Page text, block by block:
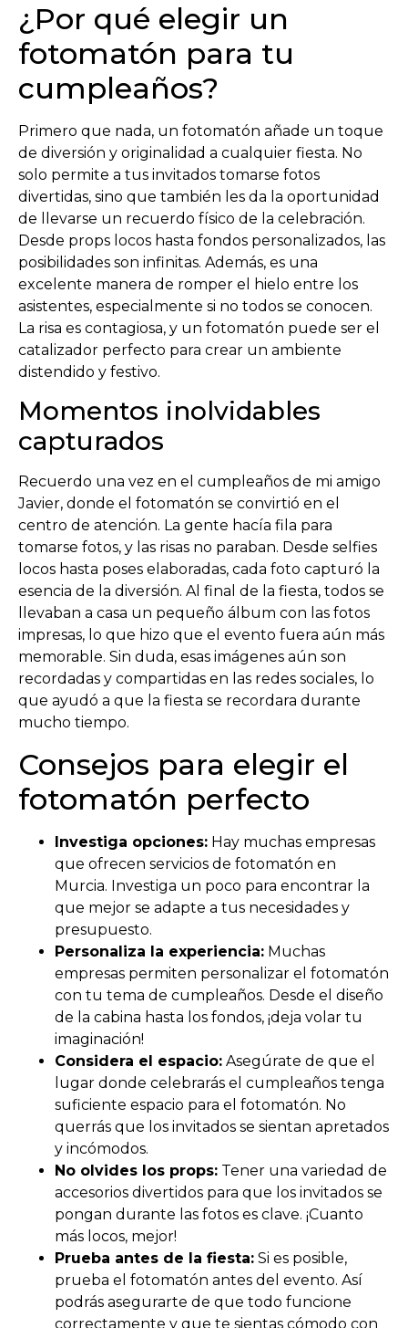
¿Por qué elegir un
fotomatón para tu
cumpleaños?
Primero que nada, un fotomatón añade un toque
de diversión y originalidad a cualquier fiesta. No
solo permite a tus invitados tomarse fotos
divertidas, sino que también les da la oportunidad
de llevarse un recuerdo físico de la celebración.
Desde props locos hasta fondos personalizados, las
posibilidades son infinitas. Además, es una
excelente manera de romper el hielo entre los
asistentes, especialmente si no todos se conocen.
La risa es contagiosa, y un fotomatón puede ser el
catalizador perfecto para crear un ambiente
distendido y festivo.
Momentos inolvidables
capturados
Recuerdo una vez en el cumpleaños de mi amigo
Javier, donde el fotomatón se convirtió en el
centro de atención. La gente hacía fila para
tomarse fotos, y las risas no paraban. Desde selfies
locos hasta poses elaboradas, cada foto capturó la
esencia de la diversión. Al final de la fiesta, todos se
llevaban a casa un pequeño álbum con las fotos
impresas, lo que hizo que el evento fuera aún más
memorable. Sin duda, esas imágenes aún son
recordadas y compartidas en las redes sociales, lo
que ayudó a que la fiesta se recordara durante
mucho tiempo.
Consejos para elegir el
fotomatón perfecto
Investiga opciones: Hay muchas empresas
que ofrecen servicios de fotomatón en
Murcia. Investiga un poco para encontrar la
que mejor se adapte a tus necesidades y
presupuesto.
Personaliza la experiencia: Muchas
empresas permiten personalizar el fotomatón
con tu tema de cumpleaños. Desde el diseño
de la cabina hasta los fondos, ¡deja volar tu
imaginación!
Considera el espacio: Asegúrate de que el
lugar donde celebrarás el cumpleaños tenga
suficiente espacio para el fotomatón. No
querrás que los invitados se sientan apretados
y incómodos.
No olvides los props: Tener una variedad de
accesorios divertidos para que los invitados se
pongan durante las fotos es clave. ¡Cuanto
más locos, mejor!
Prueba antes de la fiesta: Si es posible,
prueba el fotomatón antes del evento. Así
podrás asegurarte de que todo funcione
correctamente y que te sientas cómodo con